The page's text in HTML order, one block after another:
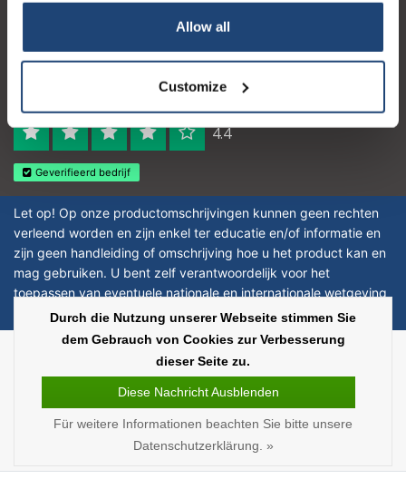
Allow all
Customize
4.4
Geverifieerd bedrijf
Let op! Op onze productomschrijvingen kunnen geen rechten
verleend worden en zijn enkel ter educatie en/of informatie en
zijn geen handleiding of omschrijving hoe u het product kan en
mag gebruiken. U bent zelf verantwoordelijk voor het
toepassen van eventuele nationale en internationale wetgeving
omtrent het gebruik van chemicaliën.
InStijl Media |
Alle Preise verstehen sich ohne
Durch die Nutzung unserer Webseite stimmen Sie
dem Gebrauch von Cookies zur Verbesserung
dieser Seite zu.
Diese Nachricht Ausblenden
Für weitere Informationen beachten Sie bitte unsere
Datenschutzerklärung. »
Your discount applies to orders above €50,00